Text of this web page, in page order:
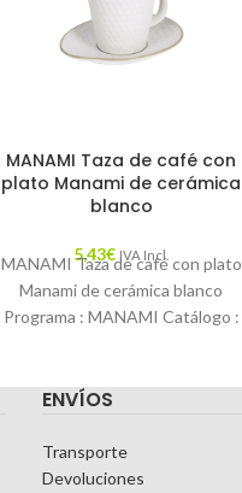
MANAMI Taza de café con
plato Manami de cerámica
blanco
5,43€ IVA Incl.
MANAMI Taza de café con plato
Manami de cerámica blanco
Programa : MANAMI Catálogo :
ENVÍOS
Transporte
Devoluciones